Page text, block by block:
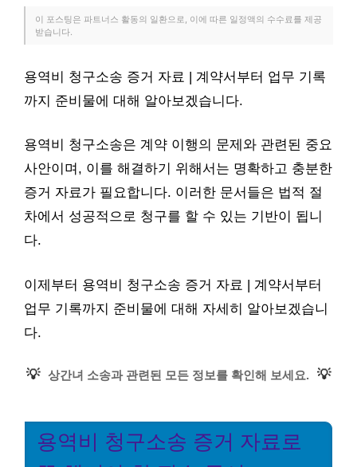
이 포스팅은 파트너스 활동의 일환으로, 이에 따른 일정액의 수수료를 제공
받습니다.
용역비 청구소송 증거 자료 | 계약서부터 업무 기록
까지 준비물에 대해 알아보겠습니다.
용역비 청구소송은 계약 이행의 문제와 관련된 중요
사안이며, 이를 해결하기 위해서는 명확하고 충분한
증거 자료가 필요합니다. 이러한 문서들은 법적 절
차에서 성공적으로 청구를 할 수 있는 기반이 됩니
다.
이제부터 용역비 청구소송 증거 자료 | 계약서부터
업무 기록까지 준비물에 대해 자세히 알아보겠습니
다.
💡 상간녀 소송과 관련된 모든 정보를 확인해 보세요. 💡
용역비 청구소송 증거 자료로